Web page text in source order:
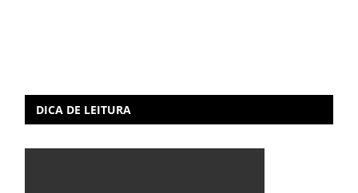
DICA DE LEITURA